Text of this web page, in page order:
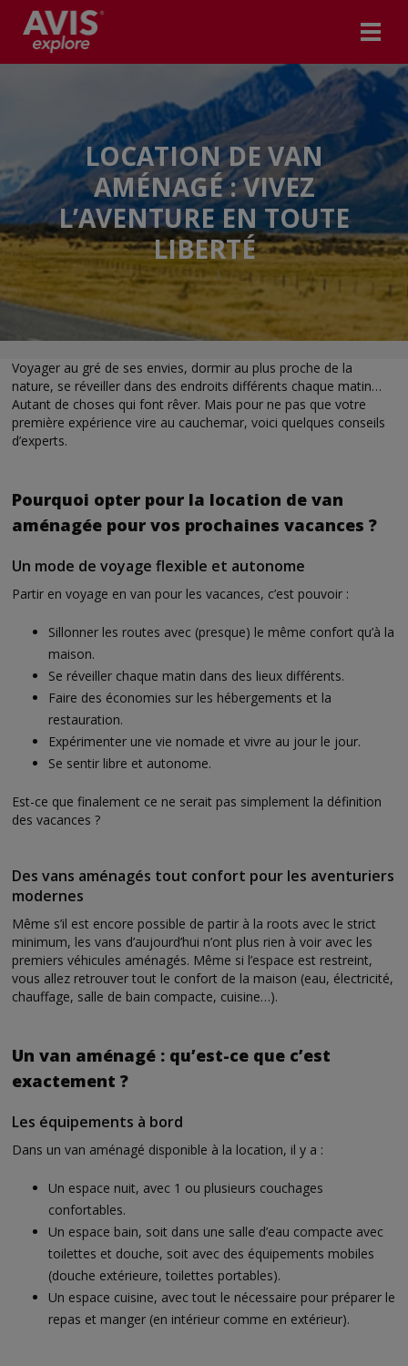
LOCATION DE VAN
AMÉNAGÉ : VIVEZ
L’AVENTURE EN TOUTE
LIBERTÉ
Voyager au gré de ses envies, dormir au plus proche de la
nature, se réveiller dans des endroits différents chaque matin…
Autant de choses qui font rêver. Mais pour ne pas que votre
première expérience vire au cauchemar, voici quelques conseils
d’experts.
Pourquoi opter pour la location de van
aménagée pour vos prochaines vacances ?
Un mode de voyage flexible et autonome
Partir en voyage en van pour les vacances, c’est pouvoir :
Sillonner les routes avec (presque) le même confort qu’à la
maison.
Se réveiller chaque matin dans des lieux différents.
Faire des économies sur les hébergements et la
restauration.
Expérimenter une vie nomade et vivre au jour le jour.
Se sentir libre et autonome.
Est-ce que finalement ce ne serait pas simplement la définition
des vacances ?
Des vans aménagés tout confort pour les aventuriers
modernes
Même s’il est encore possible de partir à la roots avec le strict
minimum, les vans d’aujourd’hui n’ont plus rien à voir avec les
premiers véhicules aménagés. Même si l’espace est restreint,
vous allez retrouver tout le confort de la maison (eau, électricité,
chauffage, salle de bain compacte, cuisine…).
Un van aménagé : qu’est-ce que c’est
exactement ?
Les équipements à bord
Dans un van aménagé disponible à la location, il y a :
Un espace nuit, avec 1 ou plusieurs couchages
confortables.
Un espace bain, soit dans une salle d’eau compacte avec
toilettes et douche, soit avec des équipements mobiles
(douche extérieure, toilettes portables).
Un espace cuisine, avec tout le nécessaire pour préparer le
repas et manger (en intérieur comme en extérieur).